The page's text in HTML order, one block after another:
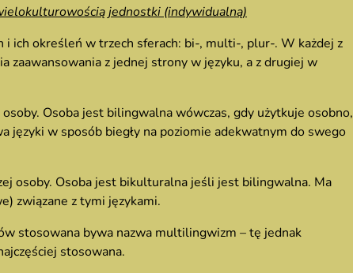
jednostki (indywidualną)
ich określeń w trzech sferach: bi-, multi-, plur-. W każdej z
zaawansowania z jednej strony w języku, a z drugiej w
Osoba jest bilingwalna wówczas, gdy użytkuje osobno,
języki w sposób biegły na poziomie adekwatnym do swego
osoby. Osoba jest bikulturalna jeśli jest bilingwalna. Ma
związane z tymi językami.
stosowana bywa nazwa multilingwizm – tę jednak
stosowana.